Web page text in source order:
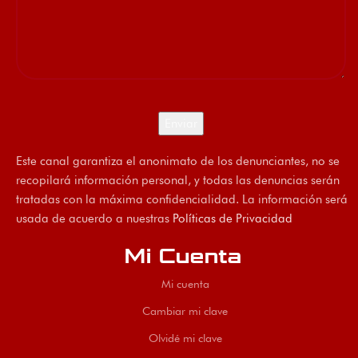
Este canal garantiza el anonimato de los denunciantes, no se
recopilará información personal, y todas las denuncias serán
tratadas con la máxima confidencialidad. La información será
usada de acuerdo a nuestras Políticas de Privacidad
Mi Cuenta
Mi cuenta
Cambiar mi clave
Olvidé mi clave